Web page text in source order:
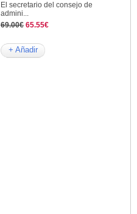
El secretario del consejo de
admini...
69.00€ 65.55€
+ Añadir